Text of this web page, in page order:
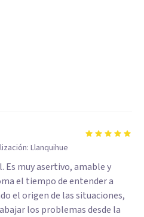
Llanquihue
Es muy asertivo, amable y
el tiempo de entender a
el origen de las situaciones,
los problemas desde la